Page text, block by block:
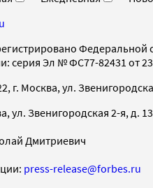
серия Эл № ФС77-82431 от 23
г. Москва, ул.
ул. Звенигородская 2-я, д.
Дмитриевич
press-release@forbes.ru